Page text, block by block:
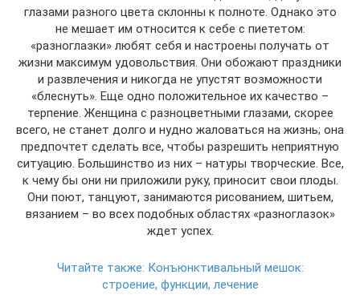
глазами разного цвета склонны к полноте. Однако это
не мешает им относится к себе с пиететом:
«разноглазки» любят себя и настроены получать от
жизни максимум удовольствия. Они обожают праздники
и развлечения и никогда не упустят возможности
«блеснуть». Еще одно положительное их качество –
терпение. Женщина с разноцветными глазами, скорее
всего, не станет долго и нудно жаловаться на жизнь; она
предпочтет сделать все, чтобы разрешить неприятную
ситуацию. Большинство из них – натуры творческие. Все,
к чему бы они ни приложили руку, приносит свои плоды.
Они поют, танцуют, занимаются рисованием, шитьем,
вязанием – во всех подобных областях «разноглазок»
ждет успех.
Читайте также: Конъюнктивальный мешок:
строение, функции, лечение